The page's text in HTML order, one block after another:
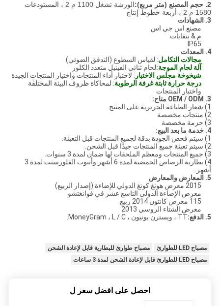
2. حجم المصنع (متر مربع):
الورشة تشغل 1100 م 2 ، المستودعات
1580 م 2 ، أربعة خطوط إنتاج
3. الشهادات
مصنع اس جي اس
م & بنفايات
IP65
4. المعدات
مجالات التكامل: لقياس السطوع (التدفق الضوئي)
آلة لحام الموجة:لحام ثنائي الفينيل متعدد الكلور
شيخوخة مجلس الاختبار : لاختبار أداء المنتجات واختيار المنتجات الجيدة
درجة حرارة ثابتة غرفة الرطوبة: لمحاكاة ظروف البيئة المختلفة
واختبار المنتجات
3. OEM / ODM متاح:
1) شعار الطباعة الحريرية على المنتج
2) منتجات مخصصة
3) حزمة مخصصة
4. خدمة ما بعد البيع:
1) سيتم فحص الجودة بدقة لجميع المنتجات قبل التعبئة.
2) سيتم تعبئة جميع المنتجات جيدًا قبل الشحن.
3) جميع المنتجات ومعظم الملحقات لها ضمان لمدة 3 سنوات.
4) بطارية الرصاص الحمضية لمدة 6 أشهر وأنبوب الفلورسنت لمدة 3
أشهر.
5. المعارض والمعارض
2015 معرض هونغ كونغ الدولي للإضاءة (إصدار الربيع)
معرض الإضاءة الدولي التاسع عشر في قوانغتشو
115 معرض كانتون 2014 ربيع
معرض الشتاء الروسي 2013
5. الدفع:
TT ، ويسترن يونيون ، MoneyGram ، L / C.
مصباح LED للطوارئ
مصباح طوارئ للبطارية قابل لإعادة الشحن
مصباح LED للطوارئ قابل لإعادة الشحن لمدة 3 ساعات
احصل على افضل سعر ل